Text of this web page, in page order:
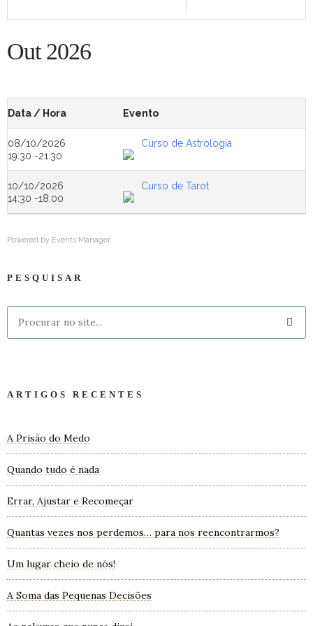
Out 2026
Data / Hora Evento
08/10/2026
19:30 -21:30
Curso de Astrologia
10/10/2026
14:30 -18:00
Curso de Tarot
Powered by Events Manager
PESQUISAR
ARTIGOS RECENTES
A Prisão do Medo
Quando tudo é nada
Errar, Ajustar e Recomeçar
Quantas vezes nos perdemos… para nos reencontrarmos?
Um lugar cheio de nós!
A Soma das Pequenas Decisões